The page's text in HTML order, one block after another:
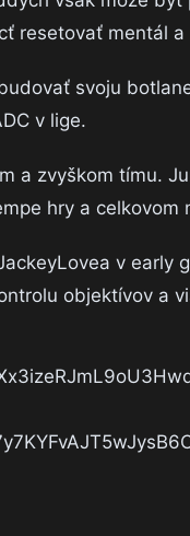
resetovať mentál
svoju
v lige.
a zvyškom tímu.
hry a celkovom
v early
objektívov a